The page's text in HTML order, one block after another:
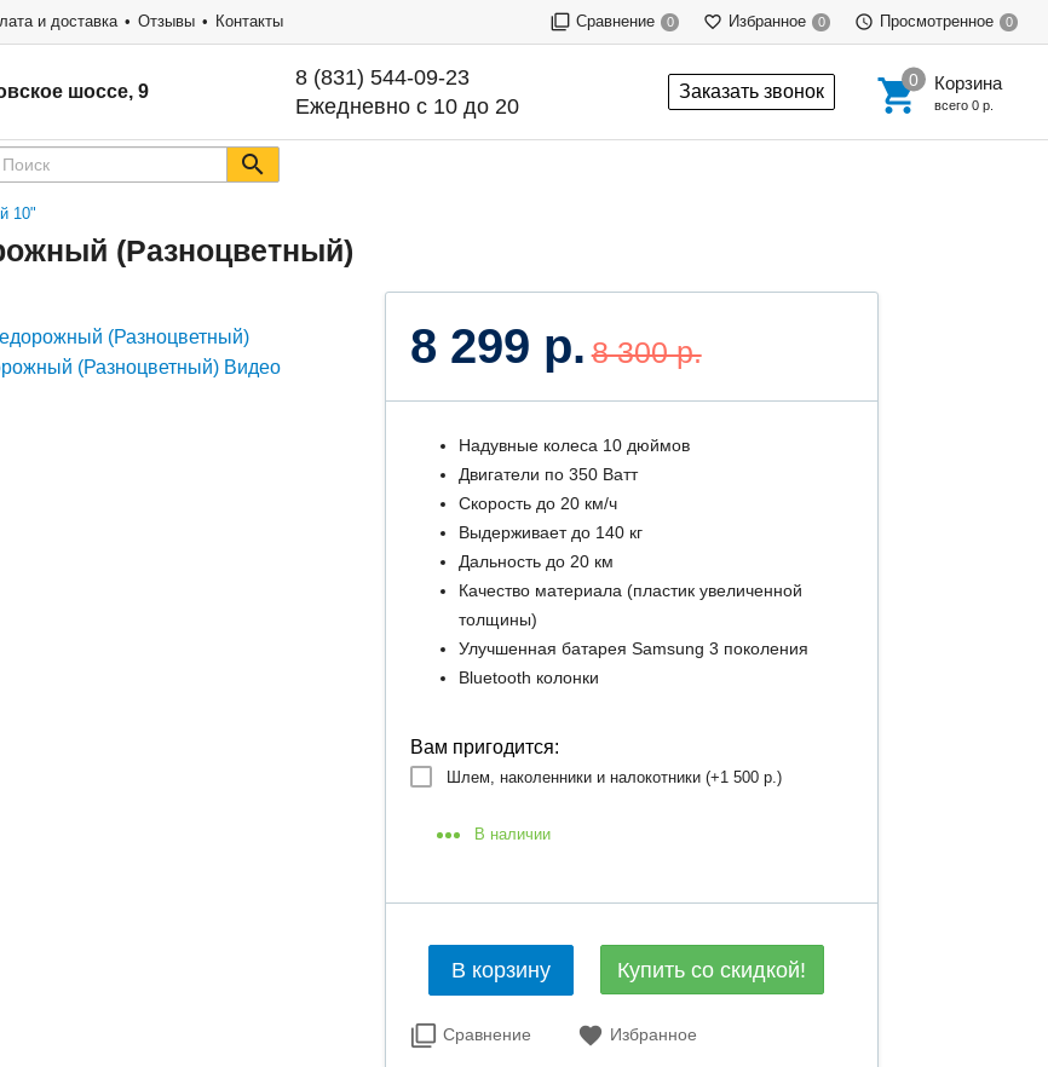
и доставка Отзывы Контакты Сравнение 0 Избранное 0 Просмотренное 0
шоссе, 9
8 (831) 544-09-23
Ежедневно с 10 до 20
Заказать звонок Корзина
всего 0 р.
10"
(Разноцветный)
8 299 р. 8 300 р.
Надувные колеса 10 дюймов
Двигатели по 350 Ватт
Скорость до 20 км/ч
Выдерживает до 140 кг
Дальность до 20 км
Качество материала (пластик увеличенной
толщины)
Улучшенная батарея Samsung 3 поколения
Bluetooth колонки
Вам пригодится:
Шлем, наколенники и налокотники (+1 500 р.)
В наличии
В корзину Купить со скидкой!
Сравнение Избранное